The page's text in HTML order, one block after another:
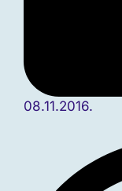
08.11.2016.